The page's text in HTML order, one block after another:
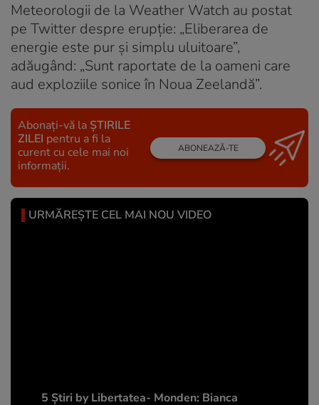
Meteorologii de la Weather Watch au postat
pe Twitter despre erupție: „Eliberarea de
energie este pur și simplu uluitoare”,
adăugând: „Sunt raportate de la oameni care
aud exploziile sonice în Noua Zeelandă”.
Abonați-vă la ȘTIRILE
ZILEI pentru a fi la
curent cu cele mai noi
informații.
ABONEAZĂ-TE
URMĂREȘTE CEL MAI NOU VIDEO
5 Știri by Libertatea- Monden: Bianca